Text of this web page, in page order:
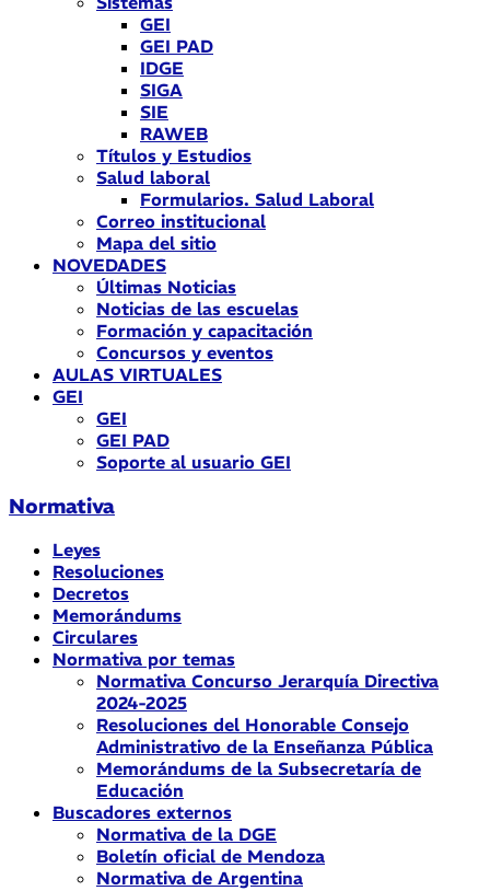
GEI
GEI PAD
IDGE
SIGA
SIE
RAWEB
Títulos y Estudios
Salud laboral
Formularios. Salud Laboral
Correo institucional
Mapa del sitio
NOVEDADES
Últimas Noticias
Noticias de las escuelas
Formación y capacitación
Concursos y eventos
AULAS VIRTUALES
GEI
GEI
GEI PAD
Soporte al usuario GEI
Normativa
Leyes
Resoluciones
Decretos
Memorándums
Circulares
Normativa por temas
Normativa Concurso Jerarquía Directiva
2024-2025
Resoluciones del Honorable Consejo
Administrativo de la Enseñanza Pública
Memorándums de la Subsecretaría de
Educación
Buscadores externos
Normativa de la DGE
Boletín oficial de Mendoza
Normativa de Argentina